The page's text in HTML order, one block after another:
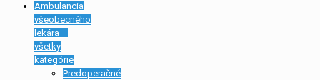
Ambulancia
všeobecného
lekára –
všetky
kategórie
Predoperačné